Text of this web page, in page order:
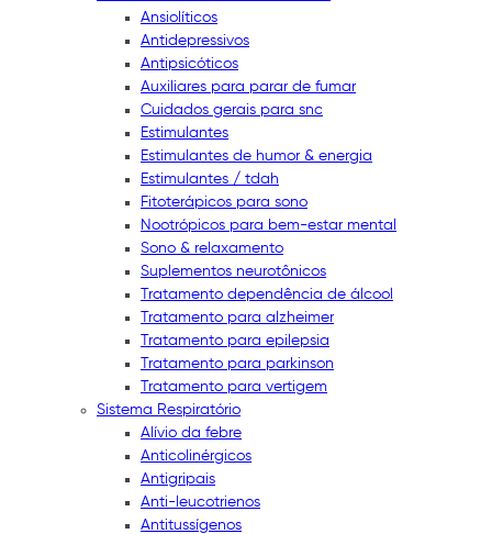
Ansiolíticos
Antidepressivos
Antipsicóticos
Auxiliares para parar de fumar
Cuidados gerais para snc
Estimulantes
Estimulantes de humor & energia
Estimulantes / tdah
Fitoterápicos para sono
Nootrópicos para bem-estar mental
Sono & relaxamento
Suplementos neurotônicos
Tratamento dependência de álcool
Tratamento para alzheimer
Tratamento para epilepsia
Tratamento para parkinson
Tratamento para vertigem
Sistema Respiratório
Alívio da febre
Anticolinérgicos
Antigripais
Anti-leucotrienos
Antitussígenos